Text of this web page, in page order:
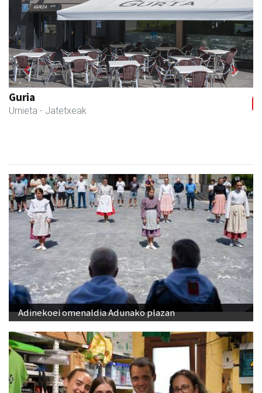
Urnietako Udala
Urnieta - Udaletxeak
Previous Next
Adinekoei omenaldia Adunako plazan